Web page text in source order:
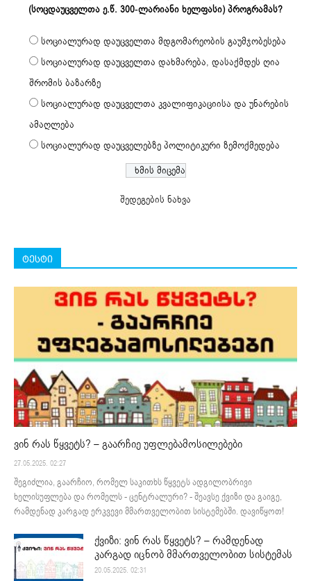
(სოცდაუცველთა ე.წ. 300-ლარიანი ხელფასი) პროგრამას?
სოციალურად დაუცველთა მდგომარეობის გაუმჯობესება
სოციალურად დაუცველთა დახმარება, დასაქმდეს ღია
შრომის ბაზარზე
სოციალურად დაუცველთა კვალიფიკაციისა და უნარების
ამაღლება
სოციალურად დაუცველებზე პოლიტიკური ზემოქმედება
შედეგების ნახვა
ტესტი
ვინ რას წყვეტს? – გაარჩიე უფლებამოსილებები
27.05.2025. 02:27
შეგიძლია, გაარჩიო, რომელ საკითხს წყვეტს ადგილობრივი
ხელისუფლება და რომელს - ცენტრალური? - შეავსე ქვიზი და გაიგე,
რამდენად კარგად ერკვევი მმართველობით სისტემებში. დავიწყოთ!
ქვიზი: ვინ რას წყვეტს? – რამდენად
კარგად იცნობ მმართველობით სისტემას
20.05.2025. 02:31